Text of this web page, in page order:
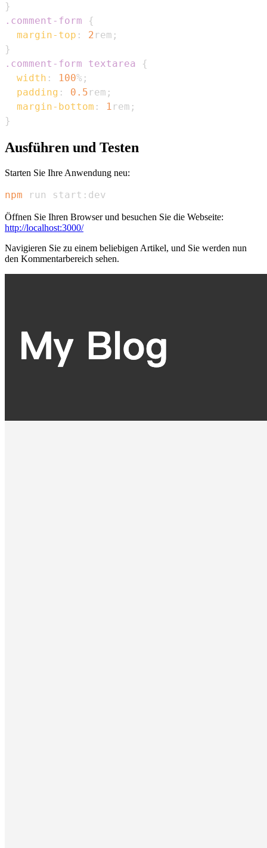
}
.comment-form
{
margin-top : 2 rem ;
}
.comment-form textarea
{
width : 100% ;
padding : 0.5 rem ;
margin-bottom : 1 rem ;
}
Ausführen und Testen
Starten Sie Ihre Anwendung neu:
npm run start:dev
Öffnen Sie Ihren Browser und besuchen Sie die Webseite:
http://localhost:3000/
Navigieren Sie zu einem beliebigen Artikel, und Sie werden nun
den Kommentarbereich sehen.